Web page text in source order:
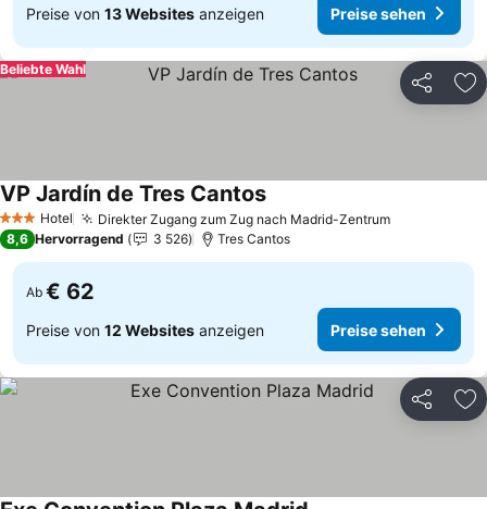
Preise von 13 Websites anzeigen Preise sehen
Teilen
Beliebte Wahl
3 SterneHotel Direkter Zugang zum Zug nach Madrid-ZentrumPreise
VP Jardín de Tres CantosPreise sehen
8,6 Hervorragend 3 526 Tres Cantos
Ab € 62
Preise von 12 Websites anzeigen Preise sehen
Teilen